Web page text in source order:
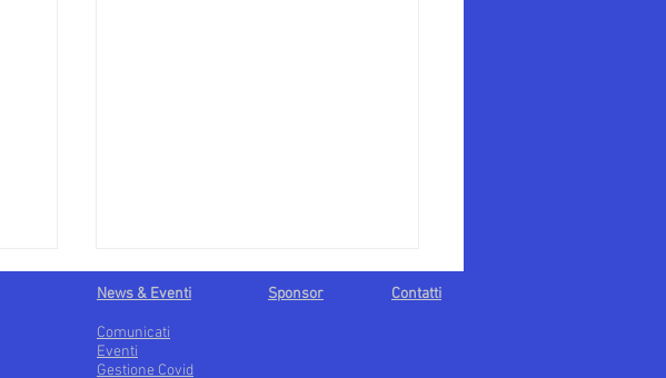
News & Eventi
Comunicati
Eventi
Gestione Covid
Sponsor Contatti